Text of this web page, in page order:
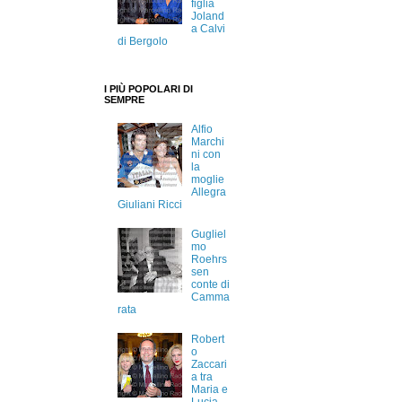
figlia
Joland
a Calvi
di Bergolo
I PIÙ POPOLARI DI
SEMPRE
Alfio
Marchi
ni con
la
moglie
Allegra
Giuliani Ricci
Gugliel
mo
Roehrs
sen
conte di
Camma
rata
Robert
o
Zaccari
a tra
Maria e